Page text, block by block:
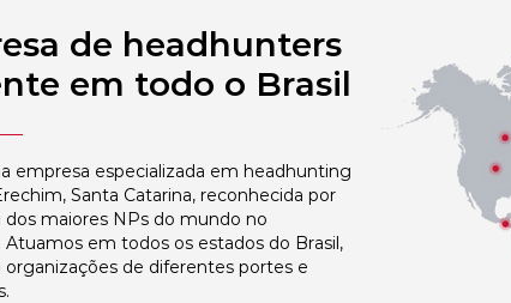
de headhunters
em todo o Brasil
empresa especializada em headhunting
Santa Catarina, reconhecida por
dos maiores NPs do mundo no
em todos os estados do Brasil,
de diferentes portes e